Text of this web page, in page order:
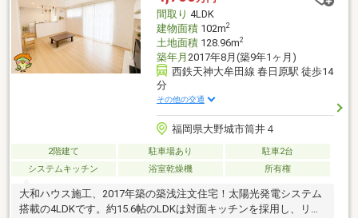
間取り 4LDK
建物面積102m2
土地面積128.96m2
築年月 2017年8月(築9年1ヶ月)
西鉄天神大牟田線 春日原駅 徒歩14
分
その他の交通
福岡県大野城市筒井４
2階建て 駐車場あり
駐車2台
システムキッチン
浴室乾燥機 所有権
大和ハウス施工、2017年築の築浅注文住宅！太陽光発電システム
搭載の4LDKです。約15.6帖のLDKは対面キッチンを採用し、リビ